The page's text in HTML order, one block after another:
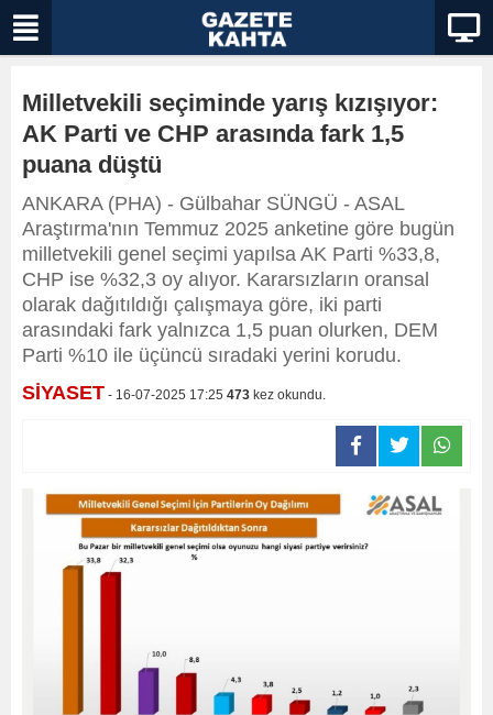
Milletvekili seçiminde yarış kızışıyor:
AK Parti ve CHP arasında fark 1,5
puana düştü
ANKARA (PHA) - Gülbahar SÜNGÜ - ASAL
Araştırma'nın Temmuz 2025 anketine göre bugün
milletvekili genel seçimi yapılsa AK Parti %33,8,
CHP ise %32,3 oy alıyor. Kararsızların oransal
olarak dağıtıldığı çalışmaya göre, iki parti
arasındaki fark yalnızca 1,5 puan olurken, DEM
Parti %10 ile üçüncü sıradaki yerini korudu.
SİYASET - 16-07-2025 17:25 473 kez okundu.